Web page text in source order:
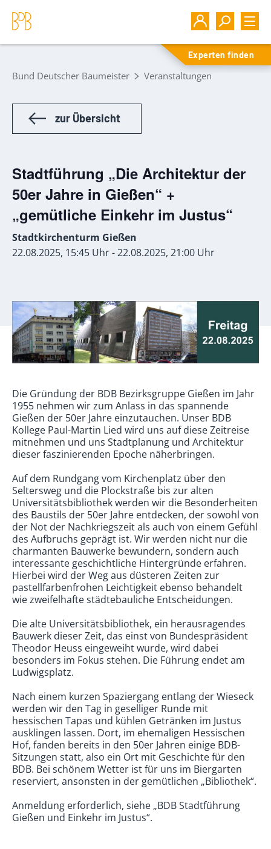
Experten finden
Bund Deutscher Baumeister Veranstaltungen
zur Übersicht
Stadtführung „Die Architektur der
50er Jahre in Gießen“ +
„gemütliche Einkehr im Justus“
Stadtkirchenturm Gießen
22.08.2025, 15:45 Uhr - 22.08.2025, 21:00 Uhr
Die Gründung der BDB Bezirksgruppe Gießen im Jahr
1955 nehmen wir zum Anlass in das spannende
Gießen der 50er Jahre einzutauchen. Unser BDB
Kollege Paul-Martin Lied wird uns auf diese Zeitreise
mitnehmen und uns Stadtplanung und Architektur
dieser faszinierenden Epoche näherbringen.
Auf dem Rundgang vom Kirchenplatz über den
Seltersweg und die Plockstraße bis zur alten
Universitätsbibliothek werden wir die Besonderheiten
des Baustils der 50er Jahre entdecken, der sowohl von
der Not der Nachkriegszeit als auch von einem Gefühl
des Aufbruchs geprägt ist. Wir werden nicht nur die
charmanten Bauwerke bewundern, sondern auch
interessante geschichtliche Hintergründe erfahren.
Hierbei wird der Weg aus düsteren Zeiten zur
pastellfarbenfrohen Leichtigkeit ebenso behandelt
wie zweifelhafte städtebauliche Entscheidungen.
Die alte Universitätsbibliothek, ein herausragendes
Bauwerk dieser Zeit, das einst von Bundespräsident
Theodor Heuss eingeweiht wurde, wird dabei
besonders im Fokus stehen. Die Führung endet am
Ludwigsplatz.
Nach einem kurzen Spaziergang entlang der Wieseck
werden wir den Tag in geselliger Runde mit
hessischen Tapas und kühlen Getränken im Justus
ausklingen lassen. Dort, im ehemaligen Hessischen
Hof, fanden bereits in den 50er Jahren einige BDB-
Sitzungen statt, also ein Ort mit Geschichte für den
BDB. Bei schönem Wetter ist für uns im Biergarten
reserviert, ansonsten in der gemütlichen „Bibliothek“.
Anmeldung erforderlich, siehe „BDB Stadtführung
Gießen und Einkehr im Justus“.